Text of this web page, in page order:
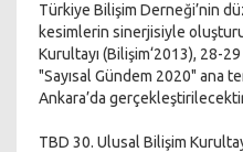
Türkiye Bilişim Derneği’nin
kesimlerin sinerjisiyle
Kurultayı (Bilişim‘2013), 28-
"Sayısal Gündem 2020" ana
Ankara’da
TBD 30. Ulusal Bilişim